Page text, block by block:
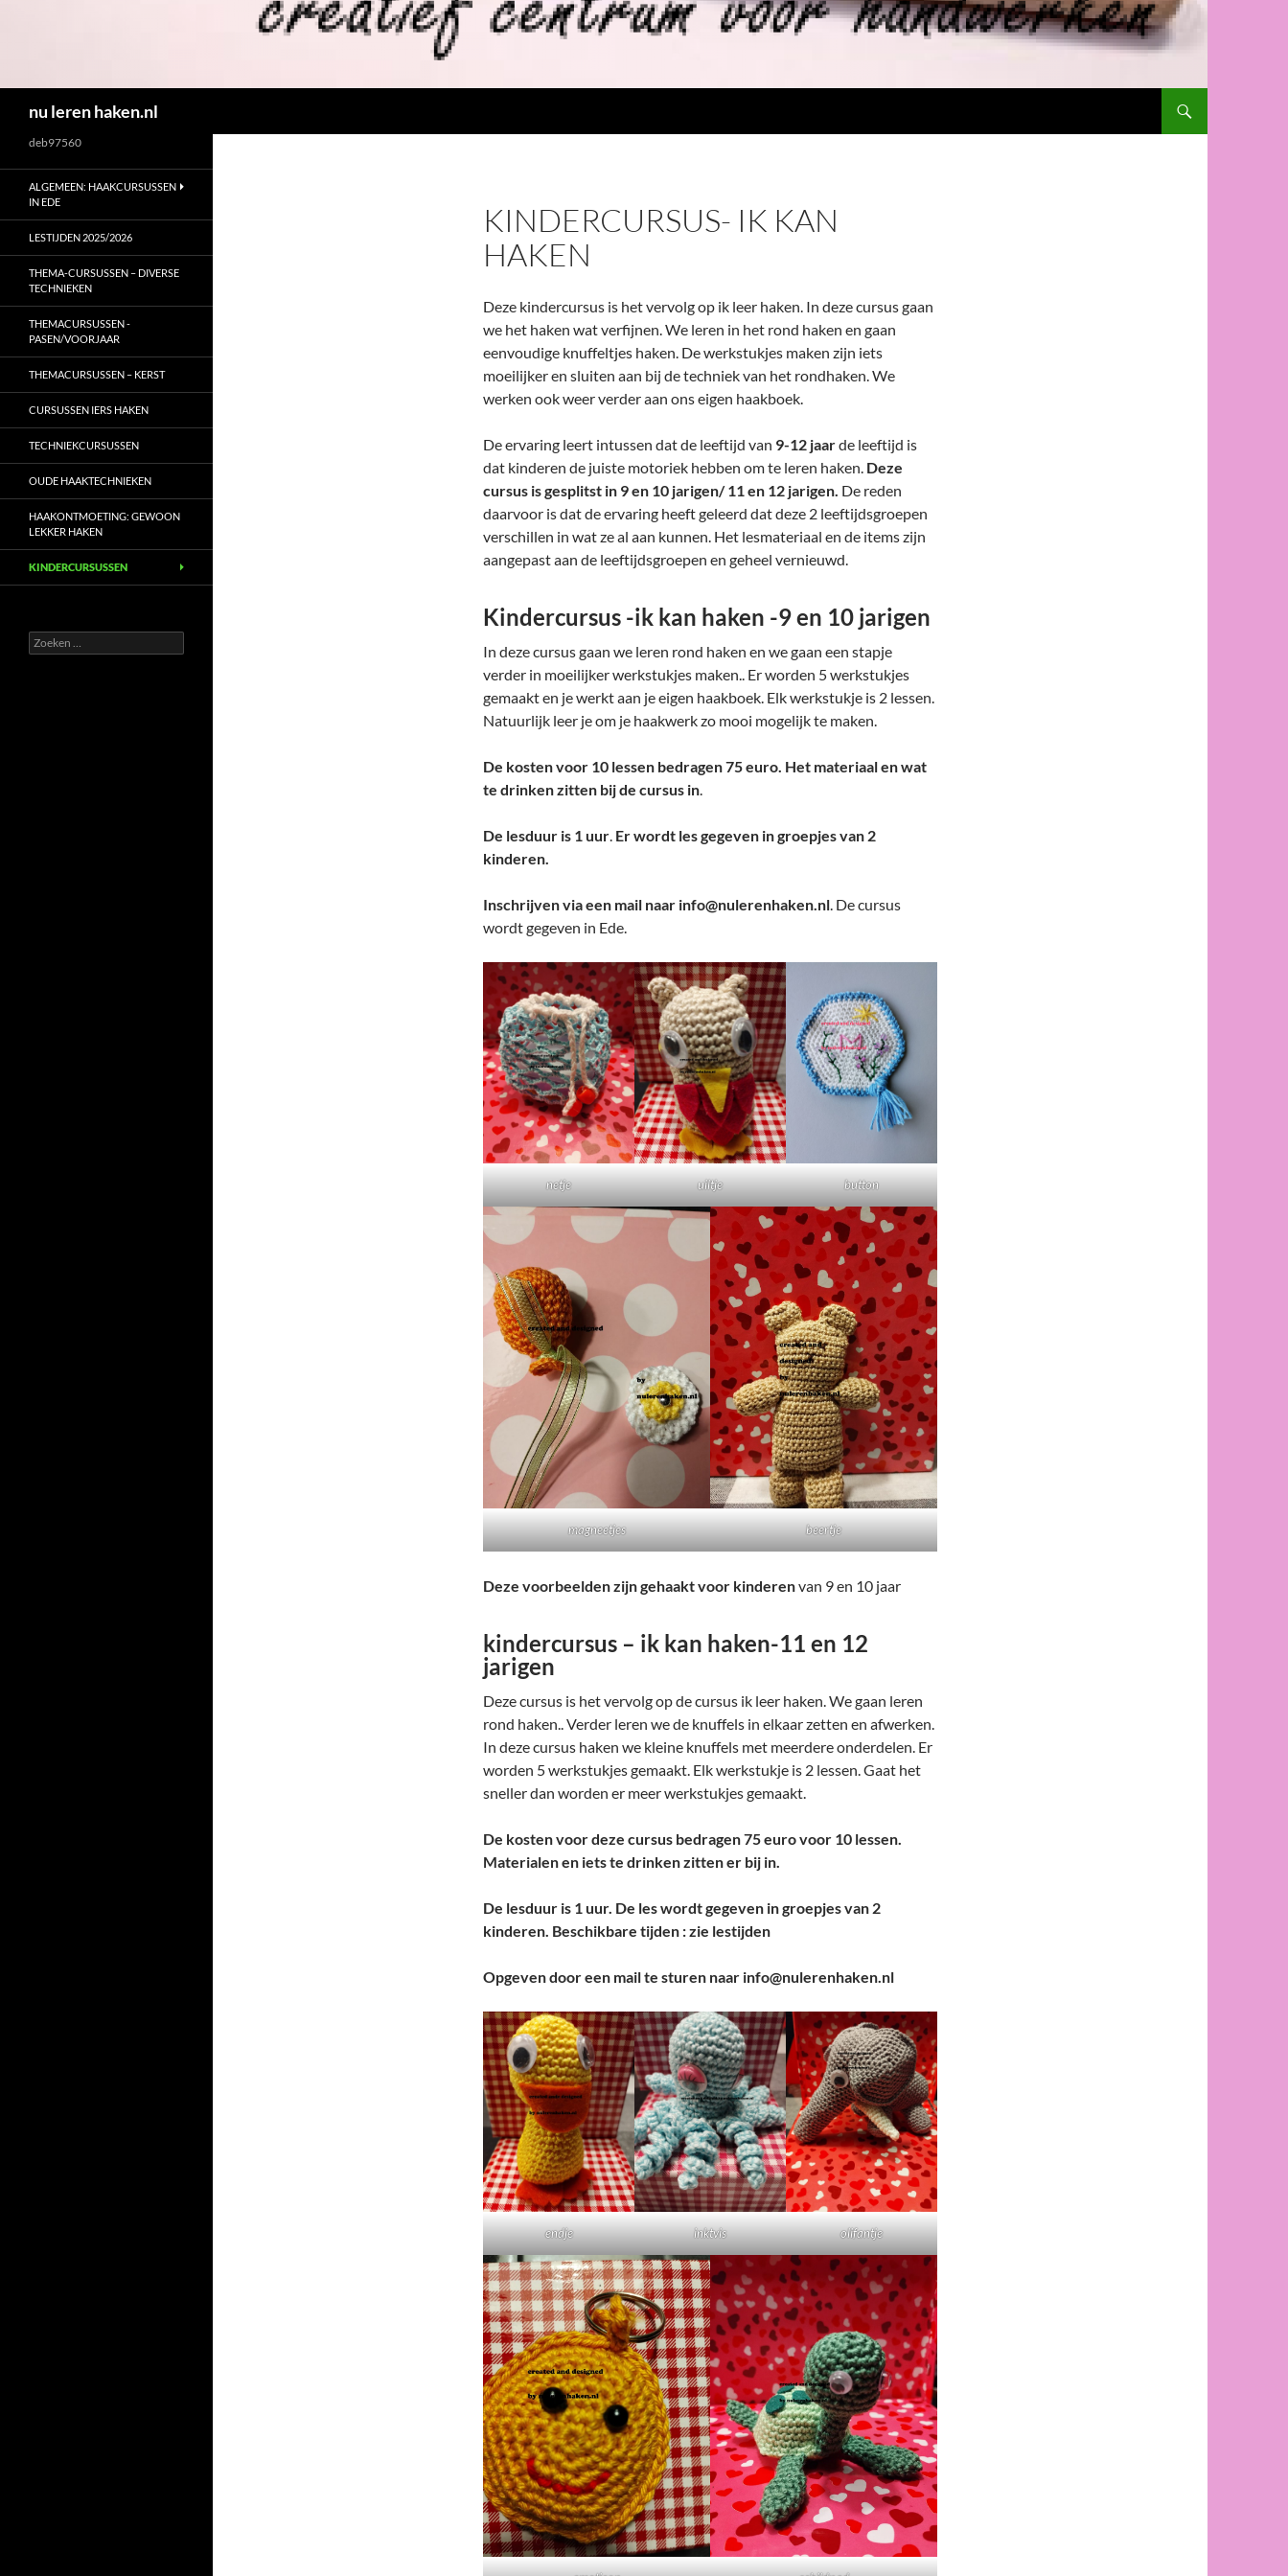
nu leren haken.nl
KINDERCURSUS- IK KAN
HAKEN
Deze kindercursus is het vervolg op ik leer haken. In deze cursus gaan
we het haken wat verfijnen. We leren in het rond haken en gaan
eenvoudige knuffeltjes haken. De werkstukjes maken zijn iets
moeilijker en sluiten aan bij de techniek van het rondhaken. We
werken ook weer verder aan ons eigen haakboek.
De ervaring leert intussen dat de leeftijd van 9-12 jaarde leeftijd is
dat kinderen de juiste motoriek hebben om te leren haken. Deze
cursus isgesplitst in 9 en 10 jarigen/ 11 en 12 jarigen. De reden
daarvoor is dat de ervaring heeft geleerd dat deze 2 leeftijdsgroepen
verschillen in wat ze al aan kunnen. Het lesmateriaal en de items zijn
aangepast aan de leeftijdsgroepen en geheel vernieuwd.
Kindercursus -ik kan haken -9 en 10 jarigen
In deze cursus gaan we leren rond haken en we gaan een stapje
verder in moeilijker werkstukjes maken.. Er worden 5 werkstukjes
gemaakt en je werkt aan je eigen haakboek. Elk werkstukje is 2 lessen.
Natuurlijk leer je om je haakwerk zo mooi mogelijk te maken.
De kosten voor 10 lessen bedragen 75 euro. Het materiaal en wat
te drinken zitten bij de cursus in.
De lesduur is 1 uur. Er wordt les gegeven in groepjes van 2
kinderen.
Inschrijven via een mail naar info@nulerenhaken.nl. De cursus
wordt gegeven in Ede.
netje uiltje button
magneetjes beertje
Deze voorbeelden zijn gehaakt voor kinderenvan 9 en 10 jaar
kindercursus – ik kan haken-11 en 12
jarigen
Deze cursus is het vervolg op de cursus ik leer haken. We gaan leren
rond haken.. Verder leren we de knuffels in elkaar zetten en afwerken.
In deze cursus haken we kleine knuffels met meerdere onderdelen. Er
worden 5 werkstukjes gemaakt. Elk werkstukje is 2 lessen. Gaat het
sneller dan worden er meer werkstukjes gemaakt.
De kosten voor deze cursus bedragen 75 euro voor 10 lessen.
Materialen en iets te drinken zitten er bij in.
De lesduur is 1 uur. De les wordt gegeven in groepjes van 2
kinderen. Beschikbare tijden : zie lestijden
Opgeven door een mail te sturen naar info@nulerenhaken.nl
endje inktvis olifantje
deb97560
ALGEMEEN: HAAKCURSUSSEN
IN EDE
LESTIJDEN 2025/2026
THEMA-CURSUSSEN – DIVERSE
TECHNIEKEN
THEMACURSUSSEN -
PASEN/VOORJAAR
THEMACURSUSSEN – KERST
CURSUSSEN IERS HAKEN
TECHNIEKCURSUSSEN
OUDE HAAKTECHNIEKEN
HAAKONTMOETING: GEWOON
LEKKER HAKEN
KINDERCURSUSSEN
Zoeken
naar: